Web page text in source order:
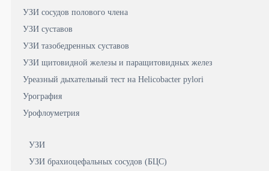
УЗИ сосудов полового члена
УЗИ суставов
УЗИ тазобедренных суставов
УЗИ щитовидной железы и паращитовидных желез
Уреазный дыхательный тест на Helicobacter pylori
Урография
Урофлоуметрия
УЗИ
УЗИ брахиоцефальных сосудов (БЦС)